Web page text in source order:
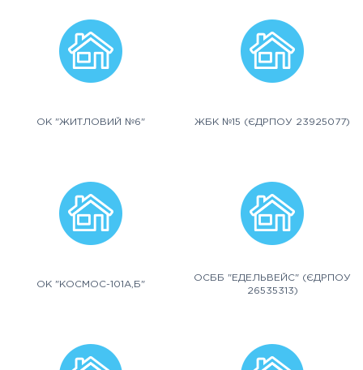
ОК "ЖИТЛОВИЙ №6" ЖБК №15 (ЄДРПОУ 23925077)
ОК "КОСМОС-101А,Б"
ОСББ "ЕДЕЛЬВЕЙС" (ЄДРПОУ
26535313)